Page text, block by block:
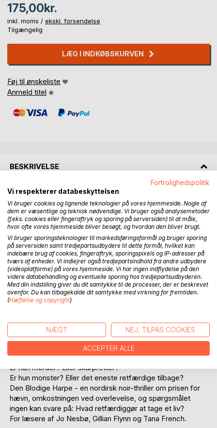
175,00kr.
inkl. moms / ekskl. forsendelse
Tilgængelig
LÆG I INDKØBSKURVEN
Føj til ønskeliste
Anmeld titel
BESKRIVELSE
Belfast bløder i regnen. Hun har en barberkniv og elleve
navne.
Hun burde være død. I stedet overlevede hun fem års
mareridt - kidnappet, misbrugt, solgt til mænd der troede
hun ville glemme.
Men Siobhán Maguire glemte intet.
Elleve mænd står på hendes liste. Respektable mænd.
Familiefædre. Mænd som samfundet beskytter. Mænd der
troede fortiden var begravet.
De tog fejl.
En efter én finder politiet dem. Halsen skåret over. Ingen
vidner. Ingen beviser. I Belfast - hvor The Troubles har gjort
Men Inspector John Davenport ser mønsteret. Han kender
hendes navn. Og jo mere han lærer om hendes fortid, jo
mere vakler hans overbevisning:
Er hun morder? Eller skarpretter?
Er hun monster? Eller det eneste retfærdige tilbage?
Den Blodige Harpe - en nordirsk noir-thriller om prisen for
hævn, omkostningen ved overlevelse, og spørgsmålet
ingen kan svare på: Hvad retfærdiggør at tage et liv?
For læsere af Jo Nesbø, Gillian Flynn og Tana French.
Fortrolighedspolitik
Vi respekterer databeskyttelsen
Vi bruger cookies og lignende teknologier på vores hjemmeside. Nogle af
dem er væsentlige og teknisk nødvendige. Vi bruger også analysemetoder
(f.eks. cookies eller fingeraftryk og sporing på serversiden) til at måle,
hvor ofte vores hjemmeside bliver besøgt, og hvordan den bliver brugt.
Vi bruger sporingsteknologier til markedsføringsformål og bruger sporing
på serversiden samt tredjepartsudbydere til dette formål, hvilket kan
indebære brug af cookies, fingeraftryk, sporingspixels og IP-adresser på
tværs af enheder. Vi indlejrer også tredjepartsindhold fra andre udbydere
(videoplatforme) på vores hjemmeside. Vi har ingen indflydelse på den
videre databehandling og eventuelle sporing hos tredjepartsudbyderen.
Med din indstilling giver du dit samtykke til de processer, der er beskrevet
ovenfor. Du kan tilbagekalde dit samtykke med virkning for fremtiden.
(Hæftelse og copyright)
NÆGT NEJ, TILPAS COOKIES
ACCEPTER ALLE